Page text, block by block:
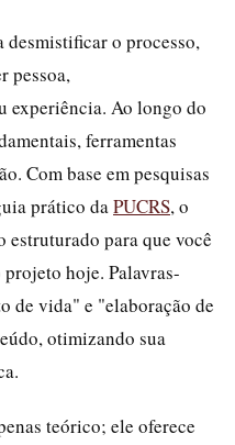
o processo,
pessoa,
experiência. Ao longo do
ferramentas
Com base em pesquisas
prático daPUCRS, o
para que você
hoje. Palavras-
de vida" e "elaboração de
otimizando sua
teórico; ele oferece